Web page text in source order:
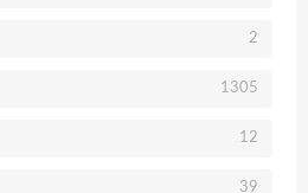
2
1305
12
39